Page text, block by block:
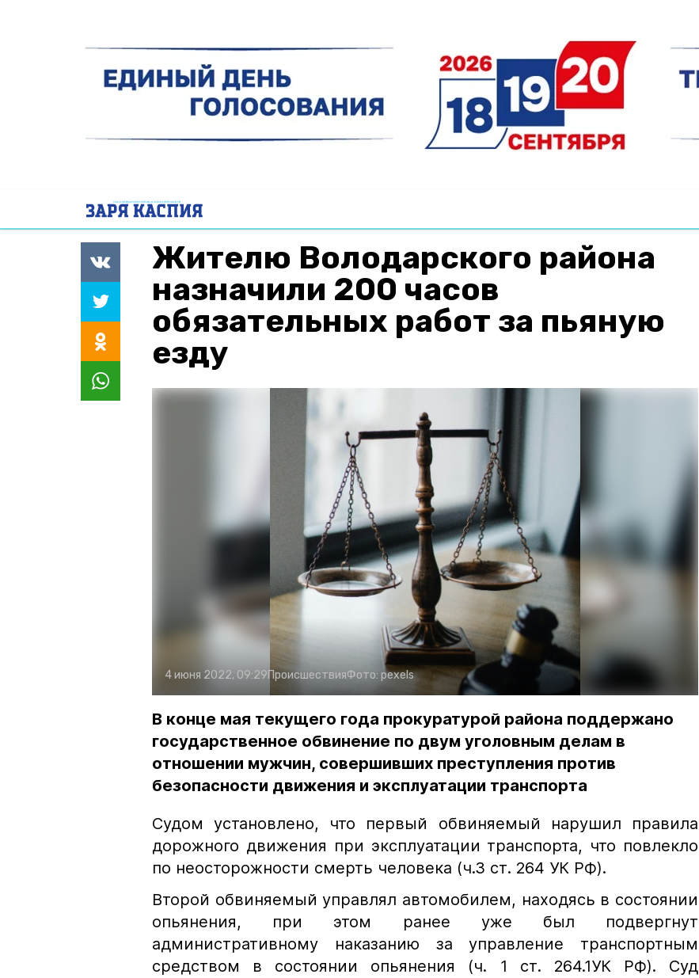
Жителю Володарского района
назначили 200 часов
обязательных работ за пьяную
езду
4 июня 2022, 09:29ПроисшествияФото: pexels
В конце мая текущего года прокуратурой района поддержано
государственное обвинение по двум уголовным делам в
отношении мужчин, совершивших преступления против
безопасности движения и эксплуатации транспорта
Судом установлено, что первый обвиняемый нарушил правила
дорожного движения при эксплуатации транспорта, что повлекло
по неосторожности смерть человека (ч.3 ст. 264 УК РФ).
Второй обвиняемый управлял автомобилем, находясь в состоянии
опьянения, при этом ранее уже был подвергнут
административному наказанию за управление транспортным
средством в состоянии опьянения (ч. 1 ст. 264.1УК РФ). Суд